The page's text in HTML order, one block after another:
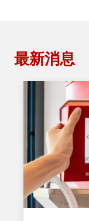
最新消息